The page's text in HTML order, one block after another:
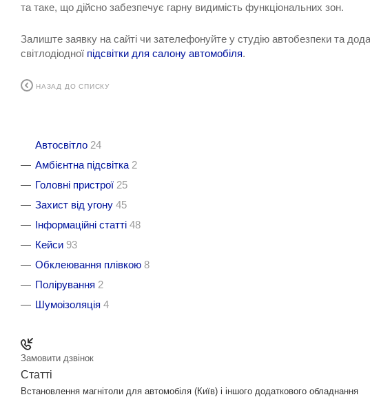
та таке, що дійсно забезпечує гарну видимість функціональних зон.
Залиште заявку на сайті чи зателефонуйте у студію автобезпеки та
світлодіодної підсвітки для салону автомобіля.
НАЗАД ДО СПИСКУ
Автосвітло 24
Амбієнтна підсвітка 2
Головні пристрої 25
Захист від угону 45
Інформаційні статті 48
Кейси 93
Обклеювання плівкою 8
Полірування 2
Шумоізоляція 4
Замовити дзвінок
Статті
Встановлення магнітоли для автомобіля (Київ) і іншого додаткового обладнання